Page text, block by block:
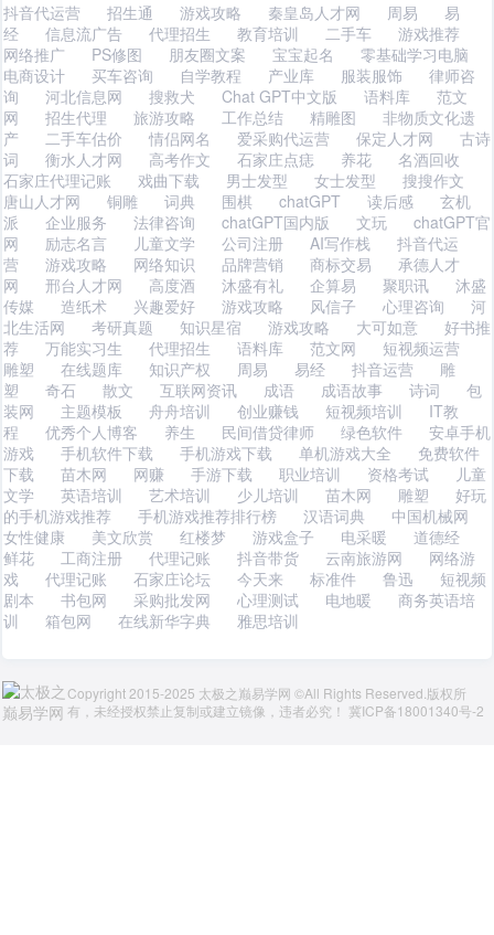
抖音代运营 招生通 游戏攻略 秦皇岛人才网 周易
易
经
信息流广告 代理招生 教育培训 二手车
游戏推荐
网络推广
PS修图 朋友圈文案 宝宝起名
零基础学习电脑
电商设计
买车咨询 自学教程 产业库 服装服饰
律师咨
询
河北信息网 搜救犬 Chat GPT中文版 语料库
范文
网
招生代理 旅游攻略 工作总结 精雕图
非物质文化遗
产
二手车估价 情侣网名 爱采购代运营 保定人才网
古诗
词
衡水人才网 高考作文 石家庄点痣 养花
名酒回收
石家庄代理记账
戏曲下载 男士发型 女士发型
搜搜作文
唐山人才网
铜雕 词典 围棋 chatGPT 读后感
玄机
派
企业服务 法律咨询 chatGPT国内版 文玩
chatGPT官
网
励志名言 儿童文学 公司注册 AI写作栈
抖音代运
营
游戏攻略 网络知识 品牌营销 商标交易
承德人才
网
邢台人才网 高度酒 沐盛有礼 企算易 聚职讯
沐盛
传媒
造纸术 兴趣爱好 游戏攻略 风信子 心理咨询
河
北生活网
考研真题 知识星宿 游戏攻略 大可如意
好书推
荐
万能实习生 代理招生 语料库 范文网
短视频运营
雕塑
在线题库 知识产权 周易 易经 抖音运营
雕
塑
奇石 散文 互联网资讯 成语 成语故事 诗词
包
装网
主题模板 舟舟培训 创业赚钱 短视频培训
IT教
程
优秀个人博客 养生 民间借贷律师 绿色软件
安卓手机
游戏
手机软件下载 手机游戏下载 单机游戏大全
免费软件
下载
苗木网 网赚 手游下载 职业培训 资格考试
儿童
文学
英语培训 艺术培训 少儿培训 苗木网 雕塑
好玩
的手机游戏推荐
手机游戏推荐排行榜 汉语词典
中国机械网
女性健康
美文欣赏 红楼梦 游戏盒子 电采暖
道德经
鲜花
工商注册 代理记账 抖音带货 云南旅游网
网络游
戏
代理记账 石家庄论坛 今天来 标准件 鲁迅
短视频
剧本
书包网 采购批发网 心理测试 电地暖
商务英语培
训
箱包网 在线新华字典 雅思培训
Copyright 2015-2025 太极之巅易学网 ©All Rights Reserved.版权所
有，未经授权禁止复制或建立镜像，违者必究！ 冀ICP备18001340号-2